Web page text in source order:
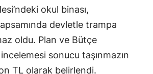
okul binası,
devletle trampa
oldu. Plan ve Bütçe
sonucu taşınmazın
TL olarak belirlendi.